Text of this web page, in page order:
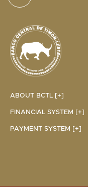
ABOUT BCTL [+]
FINANCIAL SYSTEM [+]
PAYMENT SYSTEM [+]